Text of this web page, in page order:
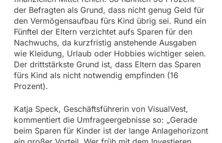
der Befragten als Grund, dass nicht genug Geld für
den Vermögensaufbau fürs Kind übrig sei. Rund ein
Fünftel der Eltern verzichtet aufs Sparen für den
Nachwuchs, da kurzfristig anstehende Ausgaben
wie Kleidung, Urlaub oder Hobbies wichtiger seien.
Der drittstärkste Grund ist, dass Eltern das Sparen
fürs Kind als nicht notwendig empfinden (16
Prozent).
Katja Speck, Geschäftsführerin von VisualVest,
kommentiert die Umfrageergebnisse so: „Gerade
beim Sparen für Kinder ist der lange Anlagehorizont